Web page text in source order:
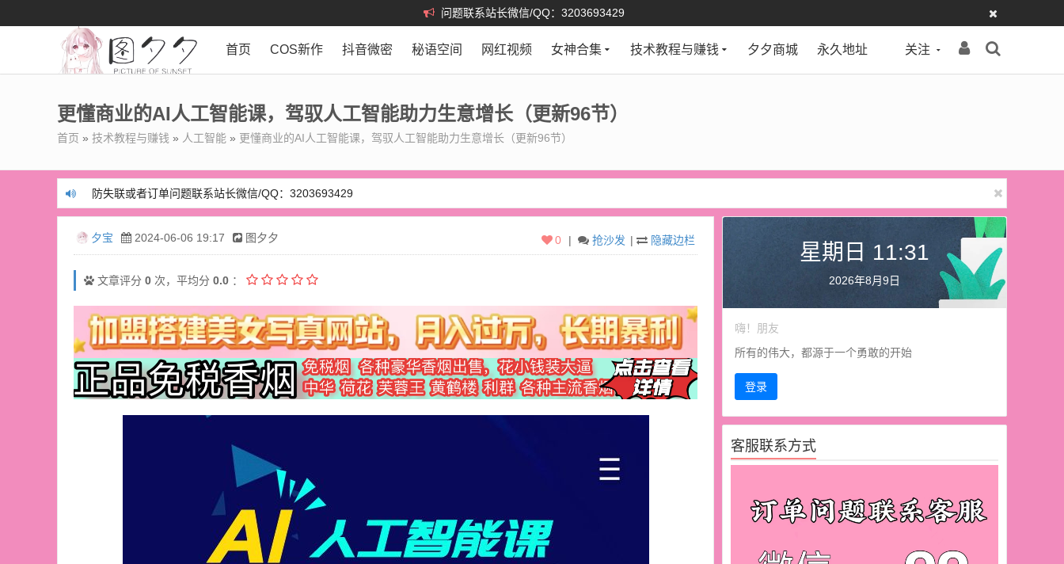
问题联系站长微信/QQ：3203693429
关注
首页 COS新作 抖音微密 秘语空间 网红视频 女神合集 技术教程与赚钱 夕夕商城 永久地址
更懂商业的AI人工智能课，驾驭人工智能助力生意增长（更新96节）
首页 » 技术教程与赚钱 » 人工智能 » 更懂商业的AI人工智能课，驾驭人工智能助力生意增长（更新96节）
防失联或者订单问题联系站长微信/QQ：3203693429
防失联或者订单问题联系站长微信/QQ：3203693429
夕宝 2024-06-06 19:17 图夕夕 | 隐藏边栏
| 抢沙发
0
文章评分 0 次，平均分 0.0 ：
星期日 11:31
2026年8月9日
嗨！朋友
所有的伟大，都源于一个勇敢的开始
登录
客服联系方式